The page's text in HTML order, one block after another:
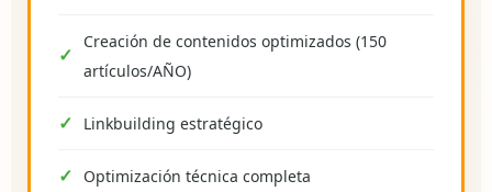
Creación de contenidos optimizados (150
artículos/AÑO)
Linkbuilding estratégico
Optimización técnica completa